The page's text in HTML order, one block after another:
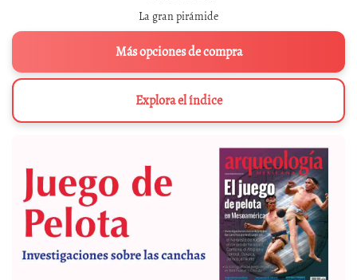
La gran pirámide
Más opciones de compra
Explora el índice